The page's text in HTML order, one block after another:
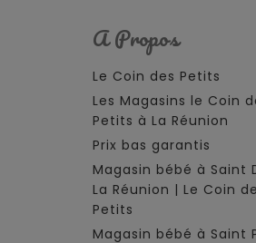
A Propos
Le Coin des Petits
Les Magasins le Coin
Petits à La Réunion
Prix bas garantis
Magasin bébé à Saint
La Réunion | Le Coin
Petits
Magasin bébé à Saint